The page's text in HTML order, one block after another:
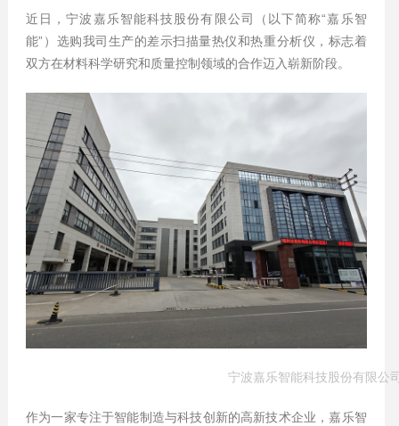
近日，宁波嘉乐智能科技股份有限公司（以下简称“嘉乐智
能”）选购我司生产的差示扫描量热仪和热重分析仪，标志着
双方在材料科学研究和质量控制领域的合作迈入崭新阶段。
宁波嘉乐智能科技股份有限公
作为一家专注于智能制造与科技创新的高新技术企业，嘉乐智